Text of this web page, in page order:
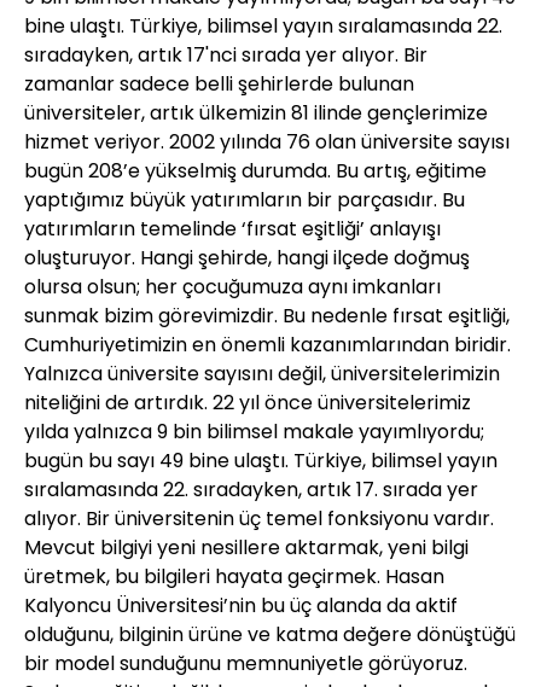
bine ulaştı. Türkiye, bilimsel yayın sıralamasında 22.
sıradayken, artık 17'nci sırada yer alıyor. Bir
zamanlar sadece belli şehirlerde bulunan
üniversiteler, artık ülkemizin 81 ilinde gençlerimize
hizmet veriyor. 2002 yılında 76 olan üniversite sayısı
bugün 208’e yükselmiş durumda. Bu artış, eğitime
yaptığımız büyük yatırımların bir parçasıdır. Bu
yatırımların temelinde ‘fırsat eşitliği’ anlayışı
oluşturuyor. Hangi şehirde, hangi ilçede doğmuş
olursa olsun; her çocuğumuza aynı imkanları
sunmak bizim görevimizdir. Bu nedenle fırsat eşitliği,
Cumhuriyetimizin en önemli kazanımlarından biridir.
Yalnızca üniversite sayısını değil, üniversitelerimizin
niteliğini de artırdık. 22 yıl önce üniversitelerimiz
yılda yalnızca 9 bin bilimsel makale yayımlıyordu;
bugün bu sayı 49 bine ulaştı. Türkiye, bilimsel yayın
sıralamasında 22. sıradayken, artık 17. sırada yer
alıyor. Bir üniversitenin üç temel fonksiyonu vardır.
Mevcut bilgiyi yeni nesillere aktarmak, yeni bilgi
üretmek, bu bilgileri hayata geçirmek. Hasan
Kalyoncu Üniversitesi’nin bu üç alanda da aktif
olduğunu, bilginin ürüne ve katma değere dönüştüğü
bir model sunduğunu memnuniyetle görüyoruz.